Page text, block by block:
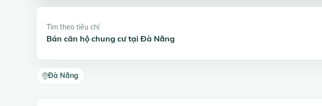
Tìm theo tiêu chí
Bán căn hộ chung cư tại Đà Nẵng
Đà Nẵng